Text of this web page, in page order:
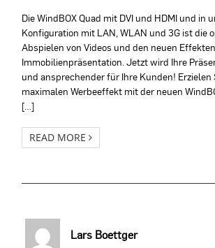
Die WindBOX Quad mit DVI und HDMI und in
Konfiguration mit LAN, WLAN und 3G ist die
Abspielen von Videos und den neuen
Immobilienpräsentation. Jetzt wird Ihre
und ansprechender für Ihre Kunden! Erzielen
maximalen Werbeeffekt mit der neuen
[…]
READ MORE
Lars Boettger